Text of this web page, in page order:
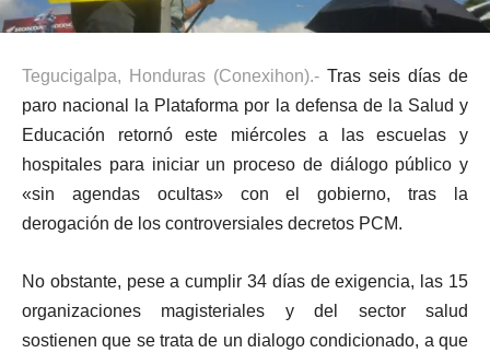
Tegucigalpa, Honduras (Conexihon).- Tras seis días de
paro nacional la Plataforma por la defensa de la Salud y
Educación retornó este miércoles a las escuelas y
hospitales para iniciar un proceso de diálogo público y
«sin agendas ocultas» con el gobierno, tras la
derogación de los controversiales decretos PCM.
No obstante, pese a cumplir 34 días de exigencia, las 15
organizaciones magisteriales y del sector salud
sostienen que se trata de un dialogo condicionado, a que